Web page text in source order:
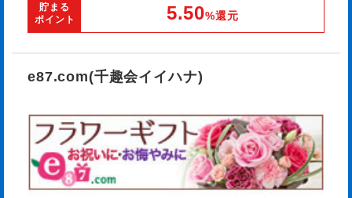
貯まる
ポイント
5.50%還元
e87.com(千趣会イイハナ)